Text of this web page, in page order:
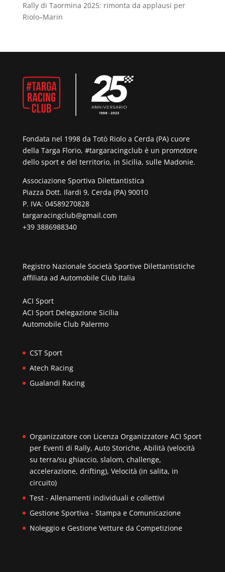
Rally di Taormina 2025: rimonta da applausi per
Riolo–Marin
Fondata nel 1998 da Totò Riolo a Cerda (PA) cuore
della Targa Florio, #targaracingclub è un promotore
dello sport e del territorio, in Sicilia, sulle Madonie.
Associazione Sportiva Dilettantistica
Piazza Dott. Ilardi 9, Cerda (PA) 90010
P. IVA: 04589270828
targaracingclub@gmail.com
+39 3886988340
Registro Nazionale Società Sportive Dilettantistiche
affiliata ad Automobile Club Italia
ACI Sport
ACI Sport Delegazione Sicilia
Automobile Club Palermo
CST Sport
Atech Racing
Gualandi Racing
Organizzatore con Licenza Organizzatore ACI Sport
per Eventi di Rally, Auto Storiche, Abilità (velocità
su terra/su ghiaccio, slalom, challenge,
accelerazione, drifting), Velocità (in salita, in
circuito)
Test - Allenamenti individuali e collettivi
Gestione Sportiva - Stampa e Comunicazione
Noleggio e Gestione Vetture da Competizione